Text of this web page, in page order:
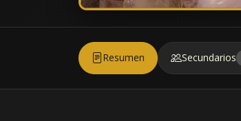
Resumen Secundarios